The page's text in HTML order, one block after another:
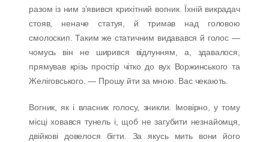
разом із ним з’явився крихітний вогник. Їхній викрадач
стояв, неначе статуя, й тримав над головою
смолоскип. Таким же статичним видавався й голос —
чомусь він не ширився відлунням, а, здавалося,
прямував крізь простір чітко до вух Воржинського та
Желіговського. — Прошу йти за мною. Вас чекають.
Вогник, як і власник голосу, зникли. Імовірно, у тому
місці ховався тунель і, щоб не загубити незнайомця,
двійкові довелося бігти. За якусь мить вони його